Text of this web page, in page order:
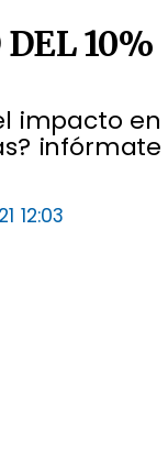
10%
impacto en
infórmate
12:03